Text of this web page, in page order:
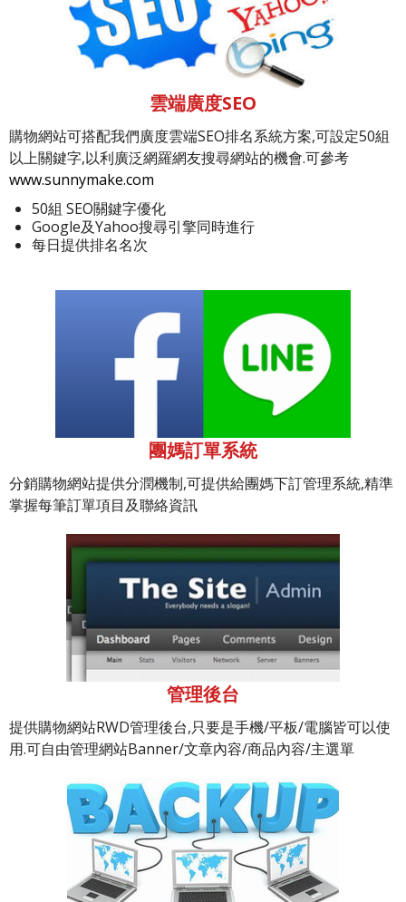
雲端廣度SEO
購物網站可搭配我們廣度雲端SEO排名系統方案,可設定50組
以上關鍵字,以利廣泛網羅網友搜尋網站的機會.可參考
www.sunnymake.com
50組 SEO關鍵字優化
Google及Yahoo搜尋引擎同時進行
每日提供排名名次
團媽訂單系統
分銷購物網站提供分潤機制,可提供給團媽下訂管理系統,精準
掌握每筆訂單項目及聯絡資訊
管理後台
提供購物網站RWD管理後台,只要是手機/平板/電腦皆可以使
用.可自由管理網站Banner/文章內容/商品內容/主選單